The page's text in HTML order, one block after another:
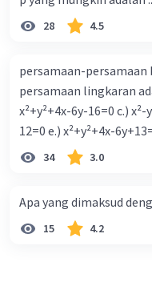
28 4.5
persamaan-
persamaan lingkaran adalah a.) x²+y²+4x-
x²+y²+4x-6y-16=0 c.)
12=0 e.) x²+y²+4x-
34 3.0
Apa yang dimaksud
15 4.2